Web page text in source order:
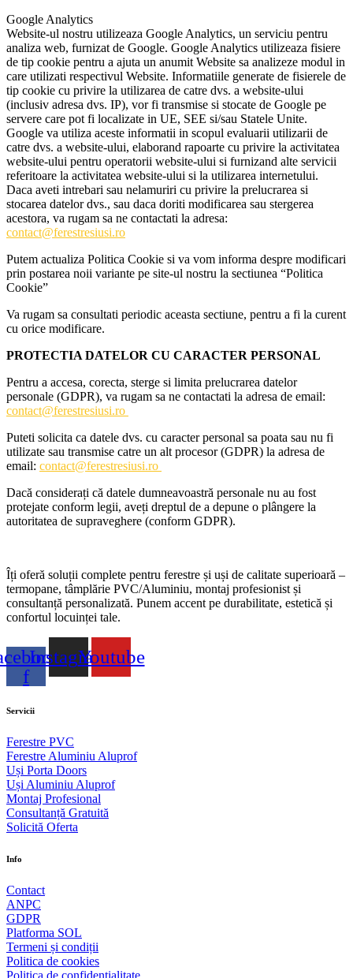
Google Analytics
Website-ul nostru utilizeaza Google Analytics, un serviciu pentru
analiza web, furnizat de Google. Google Analytics utilizeaza fisiere
de tip cookie pentru a ajuta un anumit Website sa analizeze modul in
care utilizati respectivul Website. Informatiile generate de fisierele de
tip cookie cu privire la utilizarea de catre dvs. a website-ului
(inclusiv adresa dvs. IP), vor fi transmise si stocate de Google pe
servere care pot fi localizate in UE, SEE si/sau Statele Unite.
Google va utiliza aceste informatii in scopul evaluarii utilizarii de
catre dvs. a website-ului, elaborand rapoarte cu privire la activitatea
website-ului pentru operatorii website-ului si furnizand alte servicii
referitoare la activitatea website-ului si la utilizarea internetului.
Daca aveti intrebari sau nelamuriri cu privire la prelucrarea si
stocarea datelor dvs., sau daca doriti modificarea sau stergerea
acestora, va rugam sa ne contactati la adresa:
contact@ferestresiusi.ro
Putem actualiza Politica Cookie si va vom informa despre modificari
prin postarea noii variante pe site-ul nostru la sectiunea “Politica
Cookie”
Va rugam sa consultati periodic aceasta sectiune, pentru a fi la curent
cu orice modificare.
PROTECTIA DATELOR CU CARACTER PERSONAL
Pentru a accesa, corecta, sterge si limita prelucrarea datelor
personale (GDPR), va rugam sa ne contactati la adresa de email:
contact@ferestresiusi.ro
Puteti solicita ca datele dvs. cu caracter personal sa poata sau nu fi
utilizate sau transmise catre un alt procesor (GDPR) la adresa de
email: contact@ferestresiusi.ro
Dacă considerați că datele dumneavoastră personale nu au fost
protejate conform legii, aveți dreptul de a depune o plângere la
autoritatea de supraveghere (conform GDPR).
Îți oferă soluții complete pentru ferestre și uși de calitate superioară –
termopane, tâmplărie PVC/Aluminiu, montaj profesionist și
consultanță personalizată. Punem accent pe durabilitate, estetică și
confortul locuinței tale.
f
InstagramYoutube
Servicii
Ferestre PVC
Ferestre Aluminiu Aluprof
Uși Porta Doors
Uși Aluminiu Aluprof
Montaj Profesional
Consultanță Gratuită
Solicită Oferta
Info
Contact
ANPC
GDPR
Platforma SOL
Termeni și condiții
Politica de cookies
Politica de confidențialitate